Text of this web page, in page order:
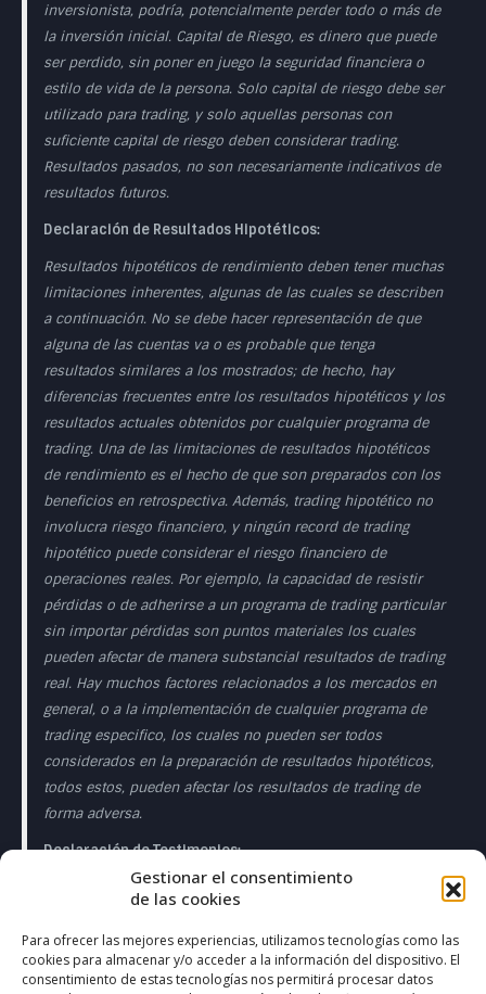
Gestionar el consentimiento
de las cookies
Para ofrecer las mejores experiencias, utilizamos tecnologías como las
cookies para almacenar y/o acceder a la información del dispositivo. El
consentimiento de estas tecnologías nos permitirá procesar datos
inversionista, podría, potencialmente perder todo o más de
la inversión inicial. Capital de Riesgo, es dinero que puede
ser perdido, sin poner en juego la seguridad financiera o
estilo de vida de la persona. Solo capital de riesgo debe ser
utilizado para trading, y solo aquellas personas con
suficiente capital de riesgo deben considerar trading.
Resultados pasados, no son necesariamente indicativos de
resultados futuros.
Declaración de Resultados Hipotéticos:
Resultados hipotéticos de rendimiento deben tener muchas
limitaciones inherentes, algunas de las cuales se describen
a continuación. No se debe hacer representación de que
alguna de las cuentas va o es probable que tenga
resultados similares a los mostrados; de hecho, hay
diferencias frecuentes entre los resultados hipotéticos y los
resultados actuales obtenidos por cualquier programa de
trading. Una de las limitaciones de resultados hipotéticos
de rendimiento es el hecho de que son preparados con los
beneficios en retrospectiva. Además, trading hipotético no
involucra riesgo financiero, y ningún record de trading
hipotético puede considerar el riesgo financiero de
operaciones reales. Por ejemplo, la capacidad de resistir
pérdidas o de adherirse a un programa de trading particular
sin importar pérdidas son puntos materiales los cuales
pueden afectar de manera substancial resultados de trading
real. Hay muchos factores relacionados a los mercados en
general, o a la implementación de cualquier programa de
trading especifico, los cuales no pueden ser todos
considerados en la preparación de resultados hipotéticos,
todos estos, pueden afectar los resultados de trading de
forma adversa.
Declaración de Testimonios:
Los testimonios que aparecen en esta página web pueden
garantía de rendimiento o éxito en el futuro.
Declaración de la Sala de Operaciones en Directo: